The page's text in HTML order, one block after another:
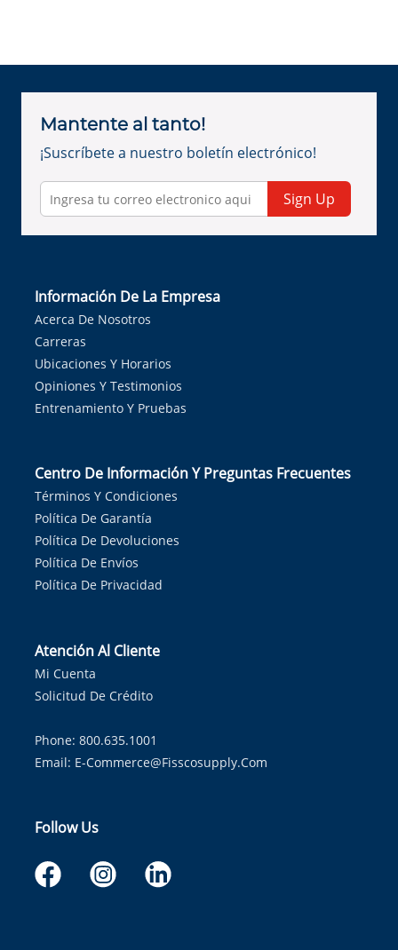
Mantente al tanto!
¡Suscríbete a nuestro boletín electrónico!
Sign Up
Información De La Empresa
Acerca De Nosotros
Carreras
Ubicaciones Y Horarios
Opiniones Y Testimonios
Entrenamiento Y Pruebas
Centro De Información Y Preguntas Frecuentes
Términos Y Condiciones
Política De Garantía
Política De Devoluciones
Política De Envíos
Política De Privacidad
Atención Al Cliente
Mi Cuenta
Solicitud De Crédito
Phone: 800.635.1001
Email: E-Commerce@fisscosupply.com
Follow Us